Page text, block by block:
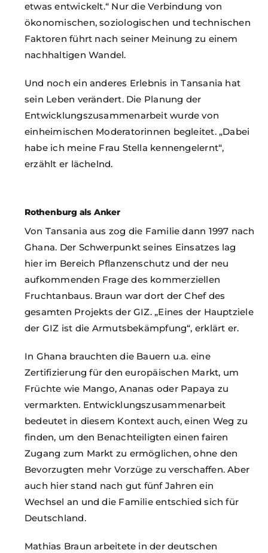
etwas entwickelt.“ Nur die Verbindung von
ökonomischen, soziologischen und technischen
Faktoren führt nach seiner Meinung zu einem
nachhaltigen Wandel.
Und noch ein anderes Erlebnis in Tansania hat
sein Leben verändert. Die Planung der
Entwicklungszusammenarbeit wurde von
einheimischen Moderatorinnen begleitet. „Dabei
habe ich meine Frau Stella kennengelernt“,
erzählt er lächelnd.
Rothenburg als Anker
Von Tansania aus zog die Familie dann 1997 nach
Ghana. Der Schwerpunkt seines Einsatzes lag
hier im Bereich Pflanzenschutz und der neu
aufkommenden Frage des kommerziellen
Fruchtanbaus. Braun war dort der Chef des
gesamten Projekts der GIZ. „Eines der Hauptziele
der GIZ ist die Armutsbekämpfung“, erklärt er.
In Ghana brauchten die Bauern u.a. eine
Zertifizierung für den europäischen Markt, um
Früchte wie Mango, Ananas oder Papaya zu
vermarkten. Entwicklungszusammenarbeit
bedeutet in diesem Kontext auch, einen Weg zu
finden, um den Benachteiligten einen fairen
Zugang zum Markt zu ermöglichen, ohne den
Bevorzugten mehr Vorzüge zu verschaffen. Aber
auch hier stand nach gut fünf Jahren ein
Wechsel an und die Familie entschied sich für
Deutschland.
Mathias Braun arbeitete in der deutschen